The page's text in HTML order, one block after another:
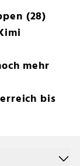
(28)
mehr
bis